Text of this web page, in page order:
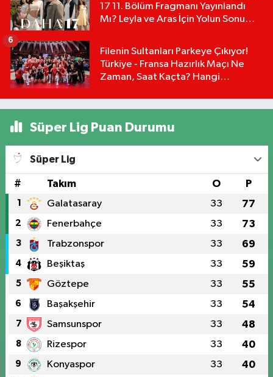
17 11. Bölüm Fragmanı Yayınlandı
Mı? Leyla ve Aras İçin Yolun Sonu
Filenin Sultanları Parkeye Çıkıyor!
Türkiye - Fransa Hazırlık Maçı Ne
Zaman, Saat Kaçta? Hangi
6
Süper Lig Puan Durumu
Süper Lig
# Takım O P
1 Galatasaray 33 77
2 Fenerbahçe 33 73
3 Trabzonspor 33 69
4 Beşiktaş 33 59
5 Göztepe 33 55
6 Başakşehir 33 54
7 Samsunspor 33 48
8 Rizespor 33 40
9 Konyaspor 33 40